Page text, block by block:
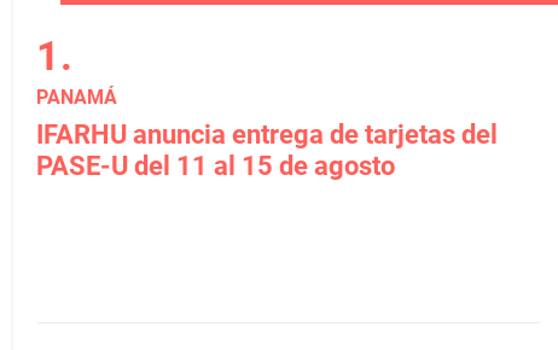
PANAMÁ
IFARHU anuncia entrega de tarjetas del
PASE-U del 11 al 15 de agosto